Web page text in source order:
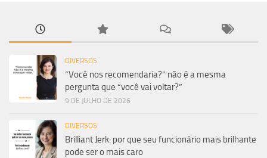
DIVERSOS
“Você nos recomendaria?” não é a mesma
pergunta que “você vai voltar?”
9 DE JULHO DE 2026
DIVERSOS
Brilliant Jerk: por que seu funcionário mais brilhante
pode ser o mais caro